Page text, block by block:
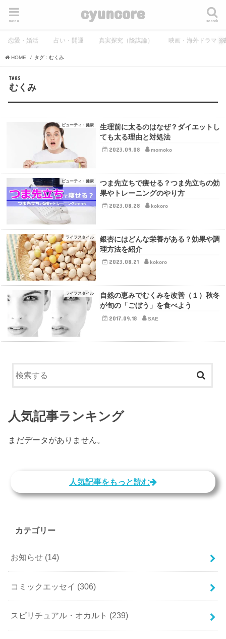
cyuncore search
menu
恋愛・婚活 占い・開運 真実探究（陰謀論） 映画・海外ドラマ・
HOME タグ : むくみ
むくみ
ビューティ・健康
生理前に太るのはなぜ？ダイエットし
ても太る理由と対処法
2023.09.08 momoko
ビューティ・健康
つま先立ちで痩せる？つま先立ちの効
果やトレーニングのやり方
2023.08.28 kokoro
ライフスタイル
銀杏にはどんな栄養がある？効果や調
理方法を紹介
2023.08.21 kokoro
ライフスタイル
自然の恵みでむくみを改善（１）秋冬
が旬の「ごぼう」を食べよう
2017.09.18 SAE
人気記事ランキング
まだデータがありません。
人気記事をもっと読む
カテゴリー
お知らせ (14)
コミックエッセイ (306)
スピリチュアル・オカルト (239)